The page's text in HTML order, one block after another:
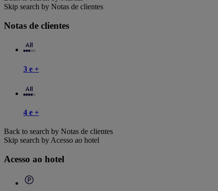
Skip search by Notas de clientes
Notas de clientes
3 e +
4 e +
Back to search by Notas de clientes
Skip search by Acesso ao hotel
Acesso ao hotel